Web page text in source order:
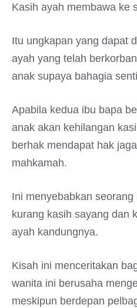
Kasih ayah membawa ke
Itu ungkapan yang dapat
ayah yang telah
anak supaya bahagia
Apabila kedua ibu bapa
anak akan kehilangan
berhak mendapat hak
mahkamah.
Ini menyebabkan
kurang kasih sayang dan
ayah kandungnya.
Kisah ini menceritakan
wanita ini berusaha
meskipun berdepan